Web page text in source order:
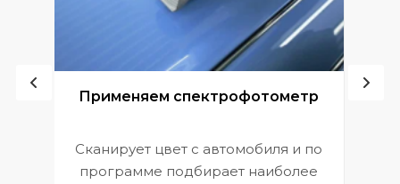
Применяем спектрофотометр
Сканирует цвет с автомобиля и по
программе подбирает наиболее